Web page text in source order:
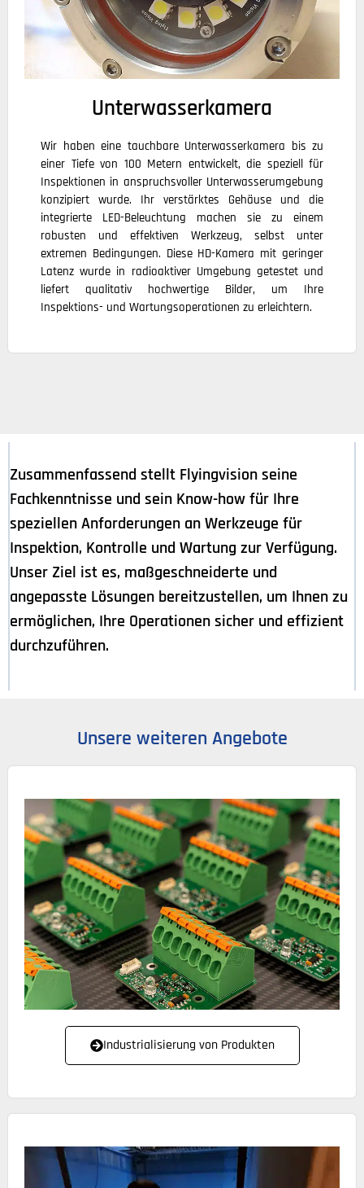
Unterwasserkamera
Wir haben eine tauchbare Unterwasserkamera bis zu
einer Tiefe von 100 Metern entwickelt, die speziell für
Inspektionen in anspruchsvoller Unterwasserumgebung
konzipiert wurde. Ihr verstärktes Gehäuse und die
integrierte LED-Beleuchtung machen sie zu einem
robusten und effektiven Werkzeug, selbst unter
extremen Bedingungen. Diese HD-Kamera mit geringer
Latenz wurde in radioaktiver Umgebung getestet und
liefert qualitativ hochwertige Bilder, um Ihre
Inspektions- und Wartungsoperationen zu erleichtern.
Zusammenfassend stellt Flyingvision seine
Fachkenntnisse und sein Know-how für Ihre
speziellen Anforderungen an Werkzeuge für
Inspektion, Kontrolle und Wartung zur Verfügung.
Unser Ziel ist es, maßgeschneiderte und
angepasste Lösungen bereitzustellen, um Ihnen zu
ermöglichen, Ihre Operationen sicher und effizient
durchzuführen.
Unsere weiteren Angebote
Industrialisierung von Produkten